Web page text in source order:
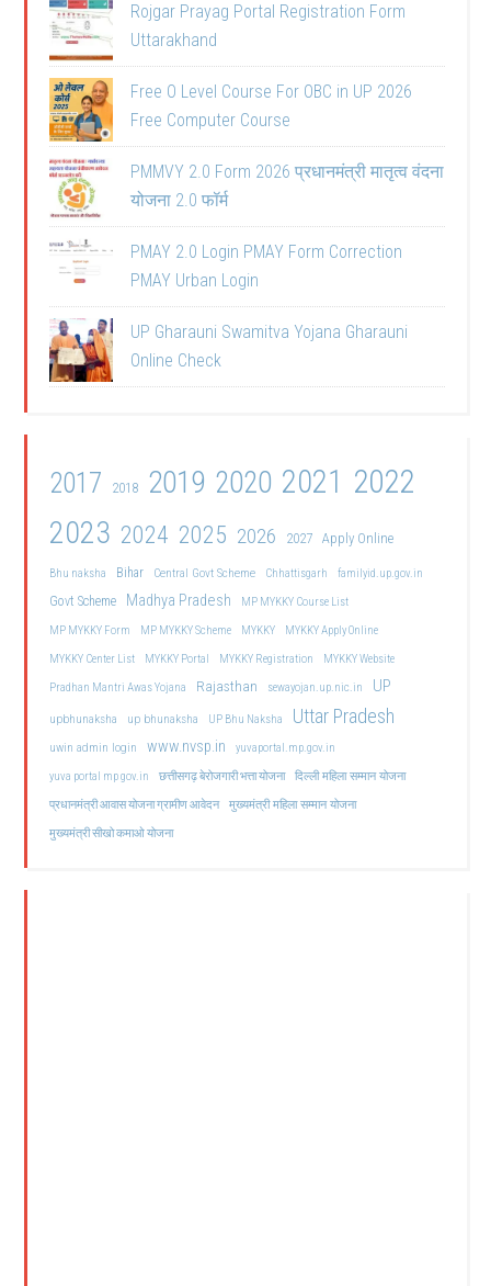
Rojgar Prayag Portal Registration Form
Uttarakhand
Free O Level Course For OBC in UP 2026
Free Computer Course
PMMVY 2.0 Form 2026 प्रधानमंत्री मातृत्व वंदना
योजना 2.0 फॉर्म
PMAY 2.0 Login PMAY Form Correction
PMAY Urban Login
UP Gharauni Swamitva Yojana Gharauni
Online Check
2017 2018 2019 2020 2021 2022
2023 2024 2025 2026 2027 Apply Online
Bhu naksha Bihar Central Govt Scheme Chhattisgarh familyid.up.gov.in
Govt Scheme Madhya Pradesh
MP MYKKY Course List
MP MYKKY Form
MP MYKKY Scheme MYKKY
MYKKY Apply Online
MYKKY Center List
MYKKY Portal MYKKY Registration
MYKKY Website
Pradhan Mantri Awas Yojana
Rajasthan sewayojan.up.nic.in UP
upbhunaksha up bhunaksha UP Bhu Naksha Uttar Pradesh
uwin admin login www.nvsp.in
yuvaportal.mp.gov.in
yuva portal mp gov.in
छत्तीसगढ़ बेरोजगारी भत्ता योजना दिल्ली महिला सम्मान योजना
प्रधानमंत्री आवास योजना ग्रामीण आवेदन मुख्यमंत्री महिला सम्मान योजना
मुख्यमंत्री सीखो कमाओ योजना